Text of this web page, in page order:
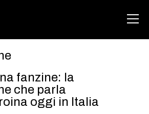
ABOUT
AREA
fanzine: la
che parla
oggi in Italia